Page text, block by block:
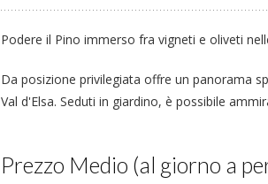
Podere il Pino immerso fra vigneti e oliveti
Da posizione privilegiata offre un panorama
Val d'Elsa. Seduti in giardino, è possibile
Prezzo Medio (al giorno a